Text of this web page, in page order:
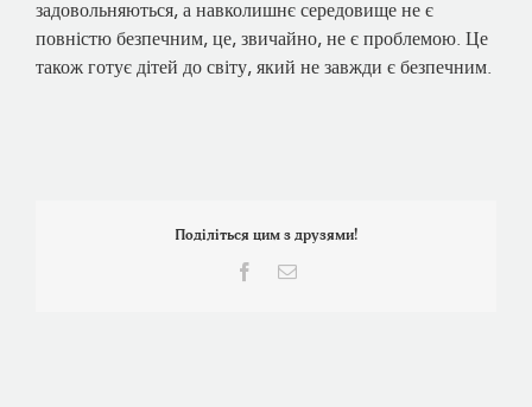
задовольняються, а навколишнє середовище не є
повністю безпечним, це, звичайно, не є проблемою. Це
також готує дітей до світу, який не завжди є безпечним.
Поділіться цим з друзями!
FacebookЕлектронна